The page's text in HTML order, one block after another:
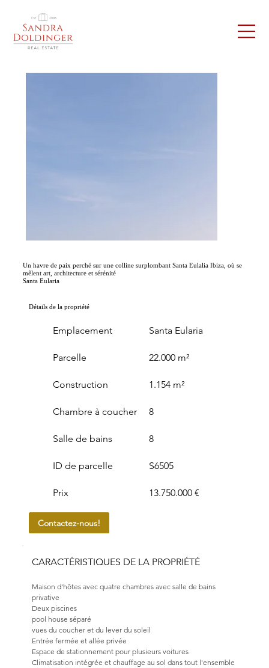
Un havre de paix perché sur une colline surplombant Santa Eulalia Ibiza, où se
mêlent art, architecture et sérénité
Santa Eularia
Détails de la propriété
Emplacement
Parcelle
Construction
Santa Eularia
22.000 m²
1.154 m²
Chambre à coucher
Salle de bains
8
8
ID de parcelle
Prix
S6505
13.750.000 €
Contactez-nous!
CARACTÉRISTIQUES DE LA PROPRIÉTÉ
Maison d'hôtes avec quatre chambres avec salle de bains
privative
Deux piscines
pool house séparé
vues du coucher et du lever du soleil
Entrée fermée et allée privée
Espace de stationnement pour plusieurs voitures
Climatisation intégrée et chauffage au sol dans tout l'ensemble